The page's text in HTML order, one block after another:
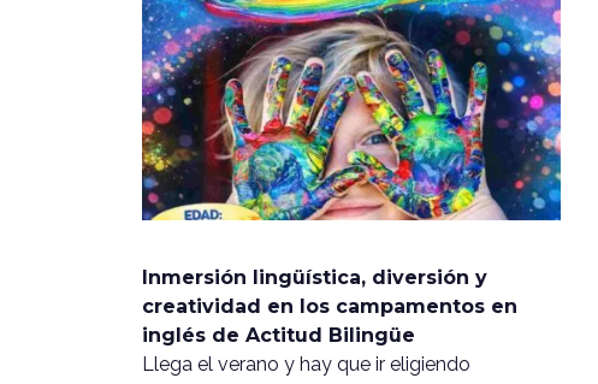
Inmersión lingüística, diversión y
creatividad en los campamentos en
inglés de Actitud Bilingüe
Llega el verano y hay que ir eligiendo